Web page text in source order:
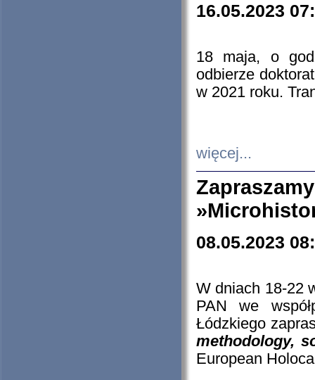
16.05.2023
18 maja, o
odbierze
w 2021 roku.
więcej...
08.05.2023
W dniach 18-22
PAN we
Łódzkiego
methodology,
European